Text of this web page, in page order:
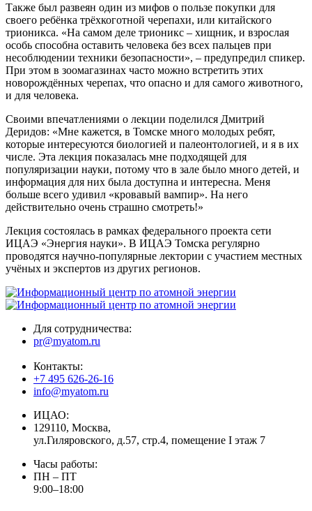
Также был развеян один из мифов о пользе покупки для
своего ребёнка трёхкоготной черепахи, или китайского
трионикса. «На самом деле трионикс – хищник, и взрослая
особь способна оставить человека без всех пальцев при
несоблюдении техники безопасности», – предупредил спикер.
При этом в зоомагазинах часто можно встретить этих
новорождённых черепах, что опасно и для самого животного,
и для человека.
Своими впечатлениями о лекции поделился Дмитрий
Деридов: «Мне кажется, в Томске много молодых ребят,
которые интересуются биологией и палеонтологией, и я в их
числе. Эта лекция показалась мне подходящей для
популяризации науки, потому что в зале было много детей, и
информация для них была доступна и интересна. Меня
больше всего удивил «кровавый вампир». На него
действительно очень страшно смотреть!»
Лекция состоялась в рамках федерального проекта сети
ИЦАЭ «Энергия науки». В ИЦАЭ Томска регулярно
проводятся научно-популярные лектории с участием местных
учёных и экспертов из других регионов.
Для сотрудничества:
pr@myatom.ru
Контакты:
+7 495 626-26-16
info@myatom.ru
ИЦАО:
129110, Москва,
ул.Гиляровского, д.57, стр.4, помещение I этаж 7
Часы работы:
ПН – ПТ
9:00–18:00